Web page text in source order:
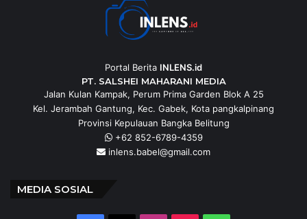
Portal Berita INLENS.id
PT. SALSHEI MAHARANI MEDIA
Jalan Kulan Kampak, Perum Prima Garden Blok A 25
Kel. Jerambah Gantung, Kec. Gabek, Kota pangkalpinang
Provinsi Kepulauan Bangka Belitung
+62 852-6789-4359
inlens.babel@gmail.com
MEDIA SOSIAL